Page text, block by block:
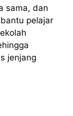
sama, dan
pelajar
jenjang